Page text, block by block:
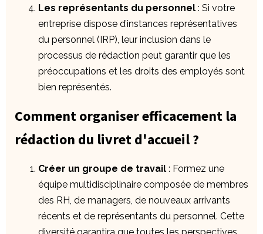
Les représentants du personnel : Si votre
entreprise dispose d’instances représentatives
du personnel (IRP), leur inclusion dans le
processus de rédaction peut garantir que les
préoccupations et les droits des employés sont
bien représentés.
Comment organiser efficacement la
rédaction du livret d'accueil ?
Créer un groupe de travail : Formez une
équipe multidisciplinaire composée de membres
des RH, de managers, de nouveaux arrivants
récents et de représentants du personnel. Cette